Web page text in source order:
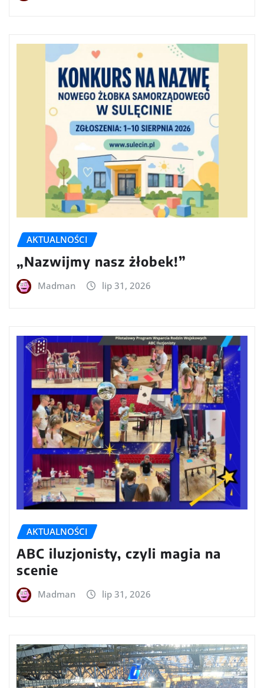
AKTUALNOŚCI
„Nazwijmy nasz żłobek!”
Madman lip 31, 2026
AKTUALNOŚCI
ABC iluzjonisty, czyli magia na
scenie
Madman lip 31, 2026